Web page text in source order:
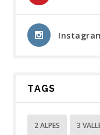
TAGS
2 ALPES 3